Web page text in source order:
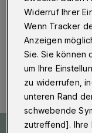
kostenlos sehen.
15.01.2025 , 12:30
Widerruf Ihrer
Wenn Tracker
Anzeigen
Sie. Sie können
um Ihre
zu widerrufen,
unteren Rand
schwebende
zutreffend]. Ihre